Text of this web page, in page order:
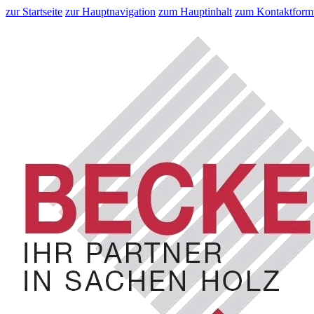
zur Startseite zur Hauptnavigation zum Hauptinhalt zum